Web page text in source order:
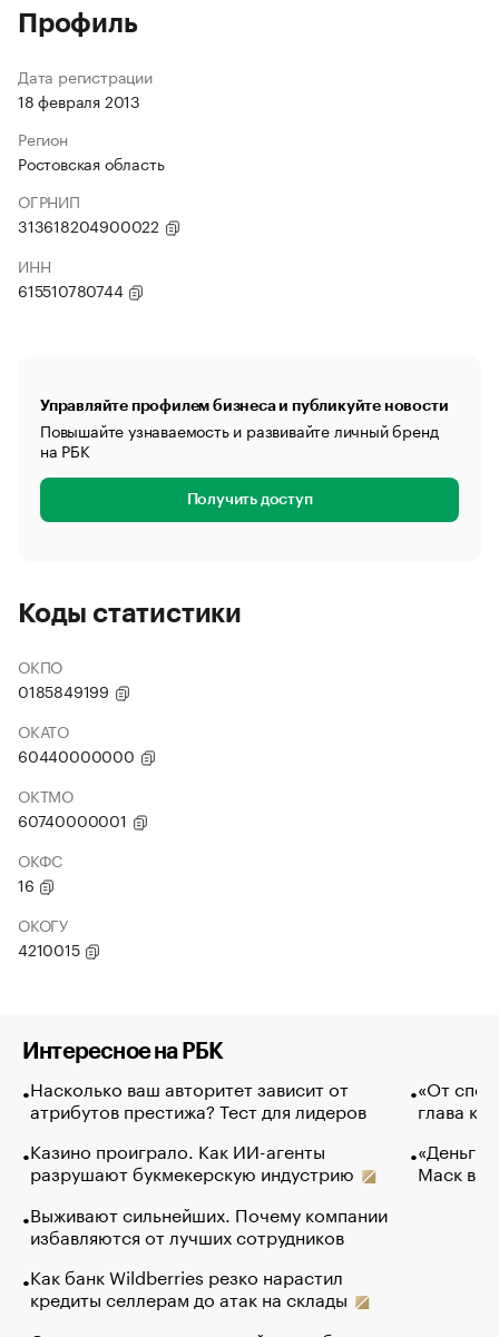
Профиль
Дата регистрации
18 февраля 2013
Регион
Ростовская область
ОГРНИП
313618204900022
ИНН
615510780744
Управляйте профилем бизнеса и публикуйте новости
Повышайте узнаваемость и развивайте личный бренд
на РБК
Получить доступ
Коды статистики
ОКПО
0185849199
ОКАТО
60440000000
ОКТМО
60740000001
ОКФС
16
ОКОГУ
4210015
Интересное на РБК
Насколько ваш авторитет зависит от
атрибутов престижа? Тест для лидеров
Казино проиграло. Как ИИ-агенты
разрушают букмекерскую индустрию
Выживают сильнейших. Почему компании
избавляются от лучших сотрудников
Как банк Wildberries резко нарастил
кредиты селлерам до атак на склады
«От
глава
«Деньги
Маск в